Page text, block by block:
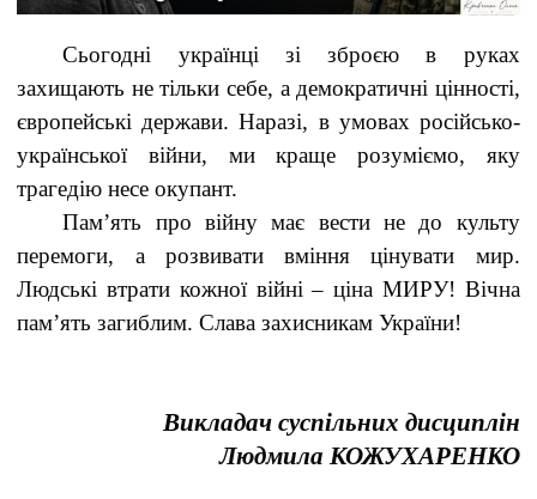
Сьогодні українці зі зброєю в руках
захищають не тільки себе, а демократичні цінності,
європейські держави. Наразі, в умовах російсько-
української війни, ми краще розуміємо, яку
трагедію несе окупант.
Пам’ять про війну має вести не до культу
перемоги, а розвивати вміння цінувати мир.
Людські втрати кожної війні – ціна МИРУ! Вічна
пам’ять загиблим. Слава захисникам України!
Викладач суспільних дисциплін
Людмила КОЖУХАРЕНКО